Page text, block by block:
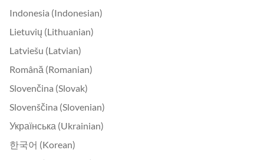
Indonesia (Indonesian)
Lietuvių (Lithuanian)
Latviešu (Latvian)
Română (Romanian)
Slovenčina (Slovak)
Slovenščina (Slovenian)
Українська (Ukrainian)
한국어 (Korean)